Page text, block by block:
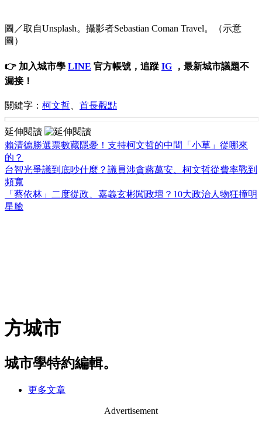
圖／取自Unsplash。攝影者Sebastian Coman Travel。（示意
圖）
👉 加入城市學 LINE 官方帳號，追蹤 IG ，最新城市議題不
漏接！
關鍵字： 柯文哲 首長觀點
延伸閱讀
賴清德勝選票數藏隱憂！支持柯文哲的中間「小草」從哪來
的？
台智光爭議到底吵什麼？議員涉貪蔣萬安、柯文哲從費率戰到
頻寬
「蔡依林」二度從政、嘉義玄彬闖政壇？10大政治人物狂撞明
星臉
方城市
城市學特約編輯。
更多文章
Advertisement